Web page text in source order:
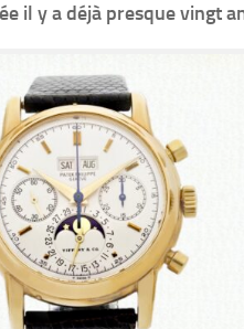
il y a déjà presque vingt